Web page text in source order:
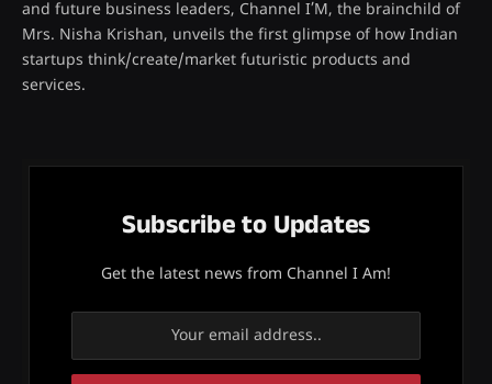
and future business leaders, Channel I’M, the brainchild of
Mrs. Nisha Krishan, unveils the first glimpse of how Indian
startups think/create/market futuristic products and
services.
Subscribe to Updates
Get the latest news from Channel I Am!